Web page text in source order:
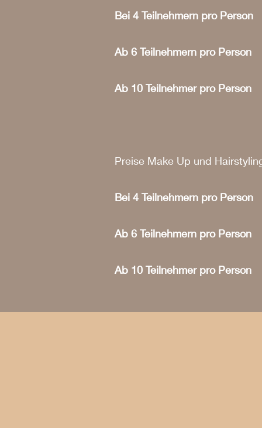
Bei 4 Teilnehmern pro
Ab 6 Teilnehmern pro
Ab 10 Teilnehmer pro
Preise Make Up und
Bei 4 Teilnehmern pro
Ab 6 Teilnehmern pro
Ab 10 Teilnehmer pro